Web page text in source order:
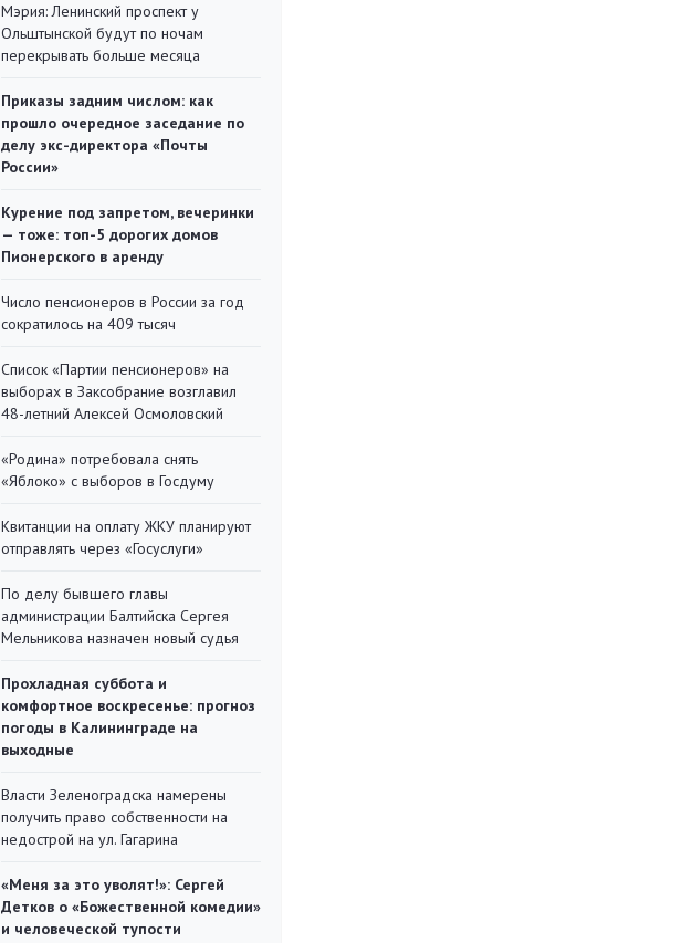
Мэрия: Ленинский проспект у
Ольштынской будут по ночам
перекрывать больше месяца
Приказы задним числом: как
прошло очередное заседание по
делу экс-директора «Почты
России»
Курение под запретом, вечеринки
— тоже: топ-5 дорогих домов
Пионерского в аренду
Число пенсионеров в России за год
сократилось на 409 тысяч
Список «Партии пенсионеров» на
выборах в Заксобрание возглавил
48-летний Алексей Осмоловский
«Родина» потребовала снять
«Яблоко» с выборов в Госдуму
Квитанции на оплату ЖКУ планируют
отправлять через «Госуслуги»
По делу бывшего главы
администрации Балтийска Сергея
Мельникова назначен новый судья
Прохладная суббота и
комфортное воскресенье: прогноз
погоды в Калининграде на
выходные
Власти Зеленоградска намерены
получить право собственности на
недострой на ул. Гагарина
«Меня за это уволят!»: Сергей
Детков о «Божественной комедии»
и человеческой тупости